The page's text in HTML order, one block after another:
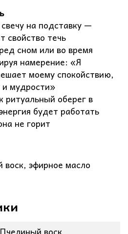
на подставку —
свойство течь
сном или во время
намерение: «Я
моему спокойствию,
и мудрости»
ритуальный оберег в
будет работать
не горит
воск, эфирное масло